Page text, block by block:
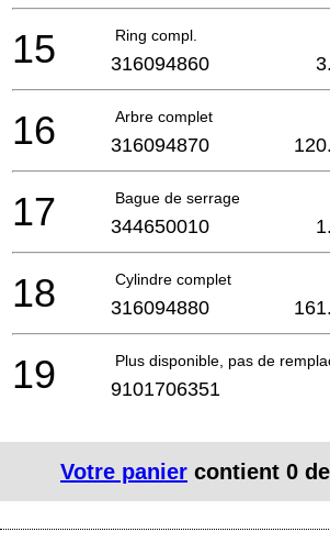
Ring compl.
15 316094860
Arbre complet
16 316094870
Bague de serrage
17 344650010
Cylindre complet
18 316094880
Plus disponible, pas de
19 9101706351
Votre panier contient 0